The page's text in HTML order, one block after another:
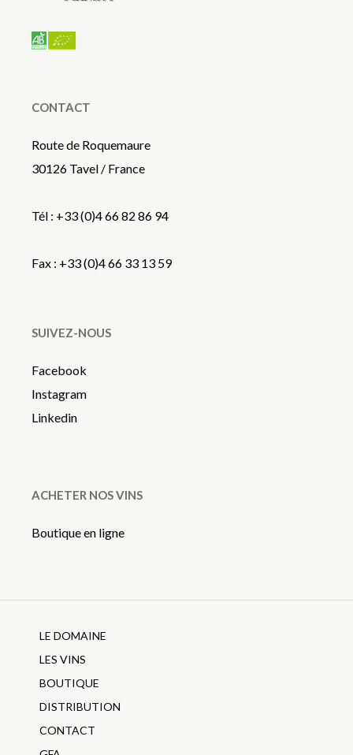
CONTACT
Route de Roquemaure
30126 Tavel / France
Tél : +33 (0)4 66 82 86 94
Fax : +33 (0)4 66 33 13 59
SUIVEZ-NOUS
Facebook
Instagram
Linkedin
ACHETER NOS VINS
Boutique en ligne
LE DOMAINE
LES VINS
BOUTIQUE
DISTRIBUTION
CONTACT